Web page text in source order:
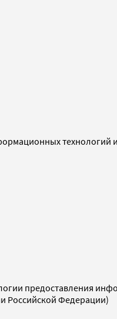
предоставления
Российской Федерации)